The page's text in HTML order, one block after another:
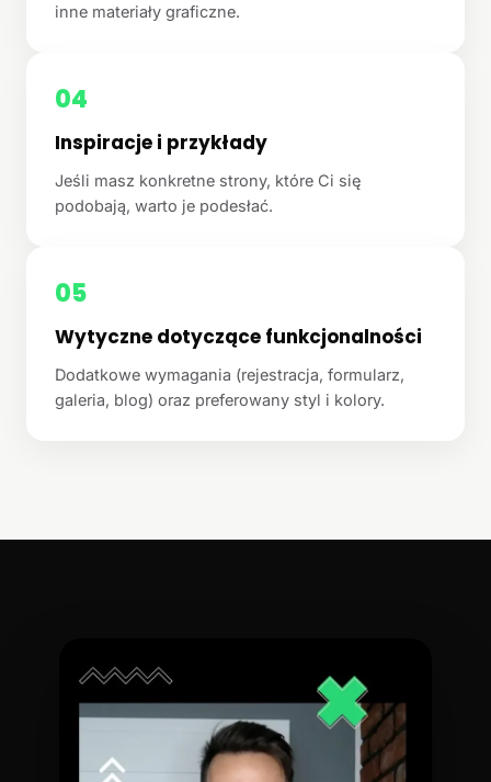
inne materiały graficzne.
04
Inspiracje i przykłady
Jeśli masz konkretne strony, które Ci się
podobają, warto je podesłać.
05
Wytyczne dotyczące funkcjonalności
Dodatkowe wymagania (rejestracja, formularz,
galeria, blog) oraz preferowany styl i kolory.